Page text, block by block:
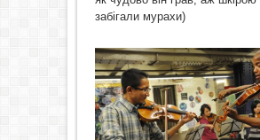
забігали мурахи)